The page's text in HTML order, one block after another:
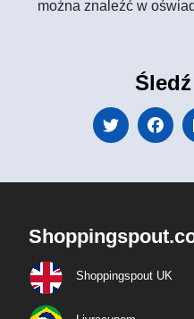
można znaleźć w
Śledź
Shoppingspout UK